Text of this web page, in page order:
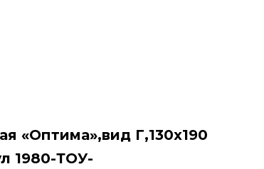
«Оптима»,вид Г,130х190
1980-ТОУ-